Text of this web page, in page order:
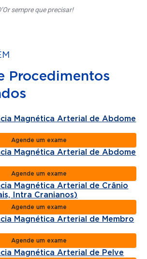
sempre que precisar!
Procedimentos
Magnética Arterial de Abdome
Agende um exame
Magnética Arterial de Abdome
Agende um exame
Magnética Arterial de Crânio
Intra Cranianos)
Agende um exame
Magnética Arterial de Membro
Agende um exame
Magnética Arterial de Pelve